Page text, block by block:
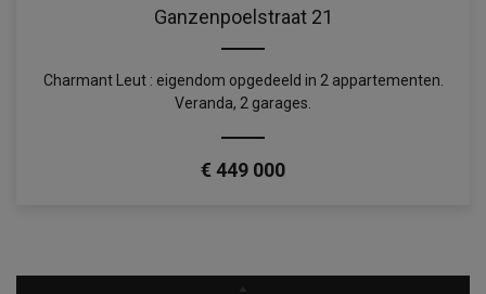
Ganzenpoelstraat 21
Charmant Leut : eigendom opgedeeld in 2 appartementen.
Veranda, 2 garages.
€ 449 000